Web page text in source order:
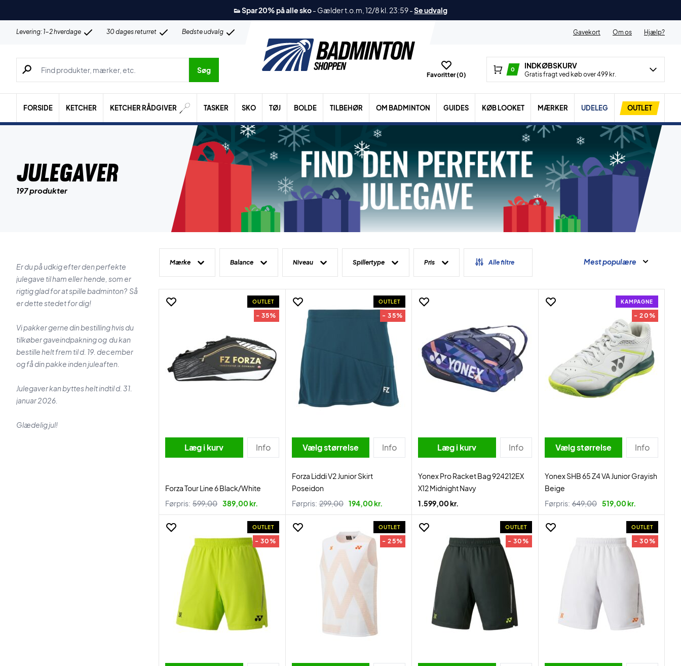
👟 Spar 20% på alle sko- Gælder t.o.m, 12/8 kl. 23:59-Se udvalg
Levering: 1-2 hverdage 30 dages returret Bedste udvalg Gavekort Om os Hjælp?
Søg efter produkter, mærker etc.
Søg
Favoritter (0)
0 INDKØBSKURV
Gratis fragt ved køb over 499 kr.
FORSIDE KETCHER KETCHER RÅDGIVER TASKER SKO TØJ BOLDE TILBEHØR OM BADMINTON GUIDES KØB LOOKET MÆRKER UDELEG OUTLET
JULEGAVER
197 produkter
Er du på udkig efter den perfekte
julegave til ham eller hende, som er
rigtig glad for at spille badminton? Så
er dette stedet for dig!
Vi pakker gerne din bestilling hvis du
tilkøber gaveindpakning og du kan
bestille helt frem til d. 19. december
og få din pakke inden juleaften.
Julegaver kan byttes helt indtil d. 31.
januar 2026.
Glædelig jul!
Mærke Balance Niveau Spillertype Pris Alle filtre Mest populære
OUTLET
- 35%
Læg i kurv Info
Forza Tour Line 6 Black/White
Førpris: 599,00 389,00 kr.
OUTLET
- 35%
Vælg størrelse Info
Forza Liddi V2 Junior Skirt
Poseidon
Førpris: 299,00 194,00 kr.
Læg i kurv Info
Yonex Pro Racket Bag 924212EX
X12 Midnight Navy
1.599,00 kr.
KAMPAGNE
- 20%
Vælg størrelse Info
Yonex SHB 65 Z4 VA Junior Grayish
Beige
Førpris: 649,00 519,00 kr.
OUTLET
- 30%
OUTLET
- 25%
OUTLET
- 30%
OUTLET
- 30%